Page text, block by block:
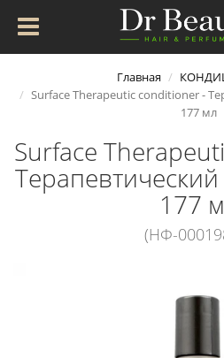
Главная
Surface Therapeutic conditioner -
177 мл
Surface
177
(НФ-